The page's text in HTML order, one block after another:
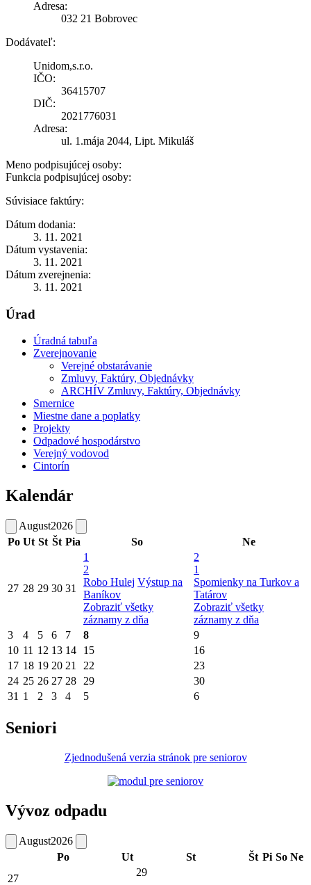
Adresa:
032 21 Bobrovec
Dodávateľ:
Unidom,s.r.o.
IČO:
36415707
DIČ:
2021776031
Adresa:
ul. 1.mája 2044, Lipt. Mikuláš
Meno podpisujúcej osoby:
Funkcia podpisujúcej osoby:
Súvisiace faktúry:
Dátum dodania:
3. 11. 2021
Dátum vystavenia:
3. 11. 2021
Dátum zverejnenia:
3. 11. 2021
Úrad
Úradná tabuľa
Zverejnovanie
Verejné obstarávanie
Zmluvy, Faktúry, Objednávky
ARCHÍV Zmluvy, Faktúry, Objednávky
Smernice
Miestne dane a poplatky
Projekty
Odpadové hospodárstvo
Verejný vodovod
Cintorín
Kalendár
August2026
Po Ut St Št Pia So Ne
27 28 29 30 31
1
2
Robo Hulej Výstup na
Baníkov
Zobraziť všetky
záznamy z dňa
2
1
Spomienky na Turkov a
Tatárov
Zobraziť všetky
záznamy z dňa
3
4 5 6 7 8
9
10 11 12 13 14 15
16
17 18 19 20 21 22
23
24 25 26 27 28 29
30
31 1 2 3 4 5 6
Seniori
Zjednodušená verzia stránok pre seniorov
Vývoz odpadu
August2026
Po
Ut St Št Pi So Ne
27
29